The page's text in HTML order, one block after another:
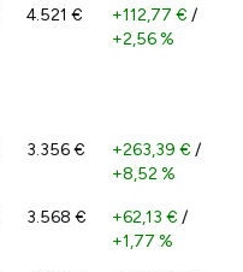
4.521 € +112,77 € /
+2,56 %
3.356 € +263,39 € /
+8,52 %
3.568 € +62,13 € /
+1,77 %